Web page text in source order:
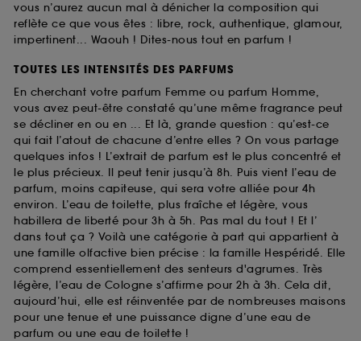
vous n’aurez aucun mal à dénicher la composition qui
reflète ce que vous êtes : libre, rock, authentique, glamour,
impertinent... Waouh ! Dites-nous tout en parfum !
TOUTES LES INTENSITÉS DES PARFUMS
En cherchant votre parfum Femme ou parfum Homme,
vous avez peut-être constaté qu’une même fragrance peut
se décliner en ou en ... Et là, grande question : qu’est-ce
qui fait l’atout de chacune d’entre elles ? On vous partage
quelques infos ! L’extrait de parfum est le plus concentré et
le plus précieux. Il peut tenir jusqu’à 8h. Puis vient l’eau de
parfum, moins capiteuse, qui sera votre alliée pour 4h
environ. L’eau de toilette, plus fraîche et légère, vous
habillera de liberté pour 3h à 5h. Pas mal du tout ! Et l’
dans tout ça ? Voilà une catégorie à part qui appartient à
une famille olfactive bien précise : la famille Hespéridé. Elle
comprend essentiellement des senteurs d'agrumes. Très
légère, l’eau de Cologne s’affirme pour 2h à 3h. Cela dit,
aujourd’hui, elle est réinventée par de nombreuses maisons
pour une tenue et une puissance digne d’une eau de
parfum ou une eau de toilette !